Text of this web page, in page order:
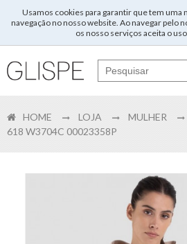
Usamos cookies para garantir que tem uma
navegação no nosso website. Ao navegar pelo
os nosso serviços aceita o
English
Français
HOME LOJA MULHER
618 W3704C 00023358P